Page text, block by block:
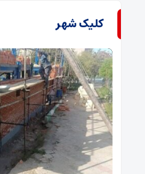
کلیک شهر